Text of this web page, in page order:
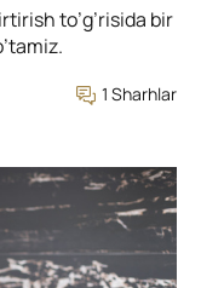
to’g’risida bir
1 Sharhlar